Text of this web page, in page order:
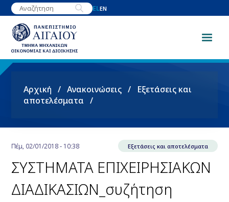
Παράκαμψη
προς
κυρίως
περιεχόμενο
ELEN
Breadcrumb
Αρχική Ανακοινώσεις
Εξετάσεις και
αποτελέσματα
Πέμ, 02/01/2018 - 10:38 Εξετάσεις και αποτελέσματα
ΣΥΣΤΗΜΑΤΑ ΕΠΙΧΕΙΡΗΣΙΑΚΩΝ
ΔΙΑΔΙΚΑΣΙΩΝ_συζήτηση